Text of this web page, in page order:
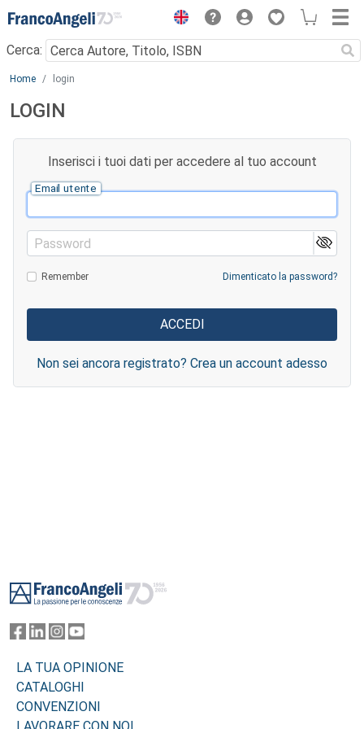
Menu
Cerca:
Main content
Home login
LOGIN
Inserisci i tuoi dati per accedere al tuo account
Email utente
Password
Remember Dimenticato la password?
Non sei ancora registrato? Crea un account adesso
LA TUA OPINIONE
CATALOGHI
CONVENZIONI